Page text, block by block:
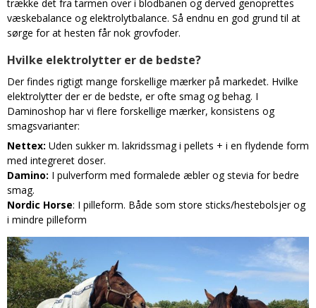
trække det fra tarmen over i blodbanen og derved genoprettes
væskebalance og elektrolytbalance. Så endnu en god grund til at
sørge for at hesten får nok grovfoder.
Hvilke elektrolytter er de bedste?
Der findes rigtigt mange forskellige mærker på markedet. Hvilke
elektrolytter der er de bedste, er ofte smag og behag. I
Daminoshop har vi flere forskellige mærker, konsistens og
smagsvarianter:
Nettex: Uden sukker m. lakridssmag i pellets + i en flydende form
med integreret doser.
Damino: I pulverform med formalede æbler og stevia for bedre
smag.
Nordic Horse: I pilleform. Både som store sticks/hestebolsjer og
i mindre pilleform